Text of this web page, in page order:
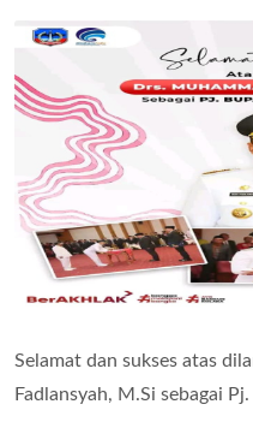
Selamat dan sukses atas
Fadlansyah, M.Si sebagai